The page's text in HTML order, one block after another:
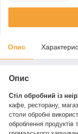
Опис
Опис
Стіл обробний із
кафе, ресторану,
столи обробні
оброблення продуктів